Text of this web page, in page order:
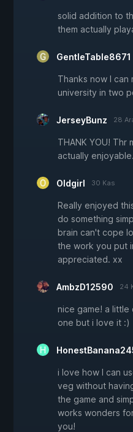
solid addition to
them actually
GentleTable8671
Thanks now I can
university in two
JerseyBunz 28
THANK YOU! Thr
actually
Oldgirl 30 Kas
Really enjoyed
do something
brain can't cope
the work you put
appreciated. xx
AmbzD12590 24
nice game! a
one but i love it :)
i love how I can
veg without
the game and
works wonders
you!